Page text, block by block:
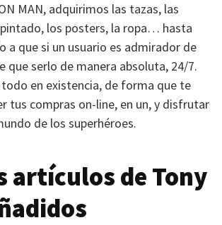
MAN, adquirimos las tazas, las
los posters, la ropa… hasta
a que si un usuario es admirador de
que serlo de manera absoluta, 24/7.
en existencia, de forma que te
tus compras on-line, en un, y disfrutar
de los superhéroes.
artículos de Tony